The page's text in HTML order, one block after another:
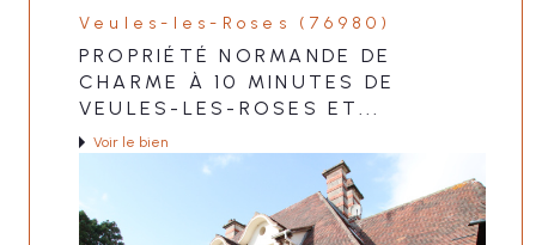
Veules-les-Roses (76980)
PROPRIÉTÉ NORMANDE DE
CHARME À 10 MINUTES DE
VEULES-LES-ROSES ET...
Voir le bien